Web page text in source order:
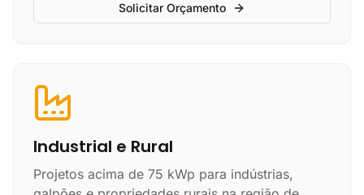
Solicitar Orçamento
Industrial e Rural
Projetos acima de 75 kWp para indústrias,